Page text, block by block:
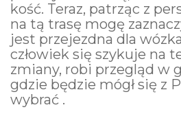
kość. Teraz, patrząc z
na tą trasę mogę
jest przejezdna dla
człowiek się szykuje na
zmiany, robi przegląd w
gdzie będzie mógł się z
wybrać .